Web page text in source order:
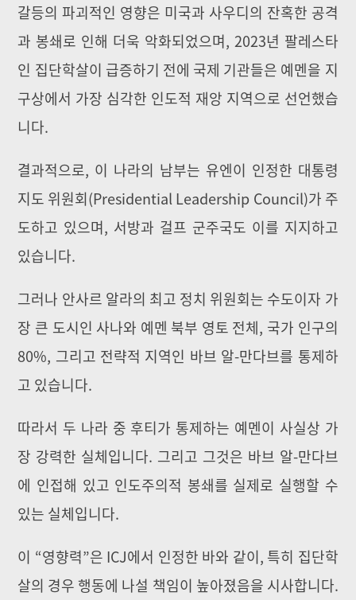
갈등의 파괴적인 영향은 미국과 사우디의 잔혹한 공격
과 봉쇄로 인해 더욱 악화되었으며, 2023년 팔레스타
인 집단학살이 급증하기 전에 국제 기관들은 예멘을 지
구상에서 가장 심각한 인도적 재앙 지역으로 선언했습
니다.
결과적으로, 이 나라의 남부는 유엔이 인정한 대통령
지도 위원회(Presidential Leadership Council)가 주
도하고 있으며, 서방과 걸프 군주국도 이를 지지하고
있습니다.
그러나 안사르 알라의 최고 정치 위원회는 수도이자 가
장 큰 도시인 사나와 예멘 북부 영토 전체, 국가 인구의
80%, 그리고 전략적 지역인 바브 알-만다브를 통제하
고 있습니다.
따라서 두 나라 중 후티가 통제하는 예멘이 사실상 가
장 강력한 실체입니다. 그리고 그것은 바브 알-만다브
에 인접해 있고 인도주의적 봉쇄를 실제로 실행할 수
있는 실체입니다.
이 “영향력”은 ICJ에서 인정한 바와 같이, 특히 집단학
살의 경우 행동에 나설 책임이 높아졌음을 시사합니다.